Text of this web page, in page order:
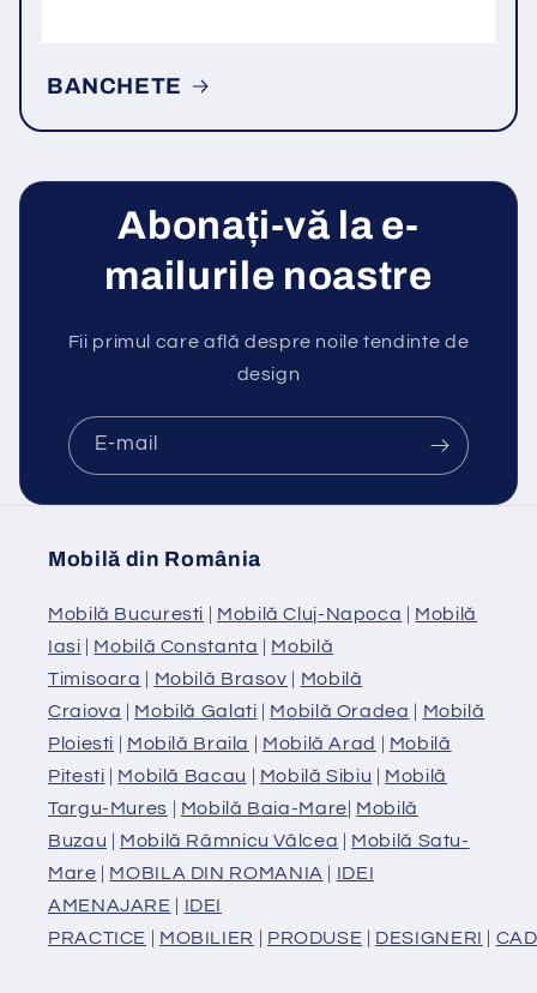
BANCHETE
Abonați-vă la e-
mailurile noastre
Fii primul care află despre noile tendinte de
design
E-mail
Mobilă din România
Mobilă Bucuresti | Mobilă Cluj-Napoca | Mobilă
Iasi | Mobilă Constanta | Mobilă
Timisoara | Mobilă Brasov | Mobilă
Craiova | Mobilă Galati | Mobilă Oradea | Mobilă
Ploiesti | Mobilă Braila | Mobilă Arad | Mobilă
Pitesti | Mobilă Bacau | Mobilă Sibiu | Mobilă
Targu-Mures | Mobilă Baia-Mare| Mobilă
Buzau | Mobilă Râmnicu Vâlcea | Mobilă Satu-
Mare | MOBILA DIN ROMANIA | IDEI
AMENAJARE | IDEI
PRACTICE | MOBILIER | PRODUSE | DESIGNERI |